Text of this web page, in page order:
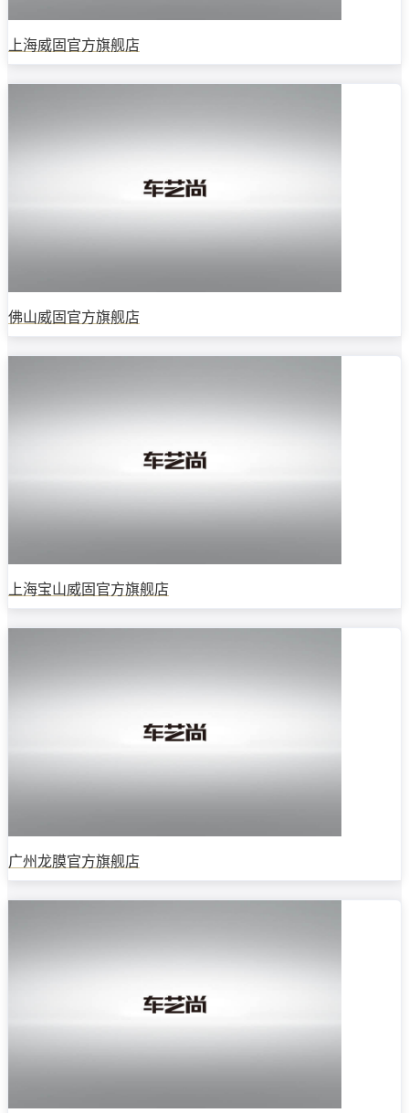
上海威固官方旗舰店
佛山威固官方旗舰店
上海宝山威固官方旗舰店
广州龙膜官方旗舰店